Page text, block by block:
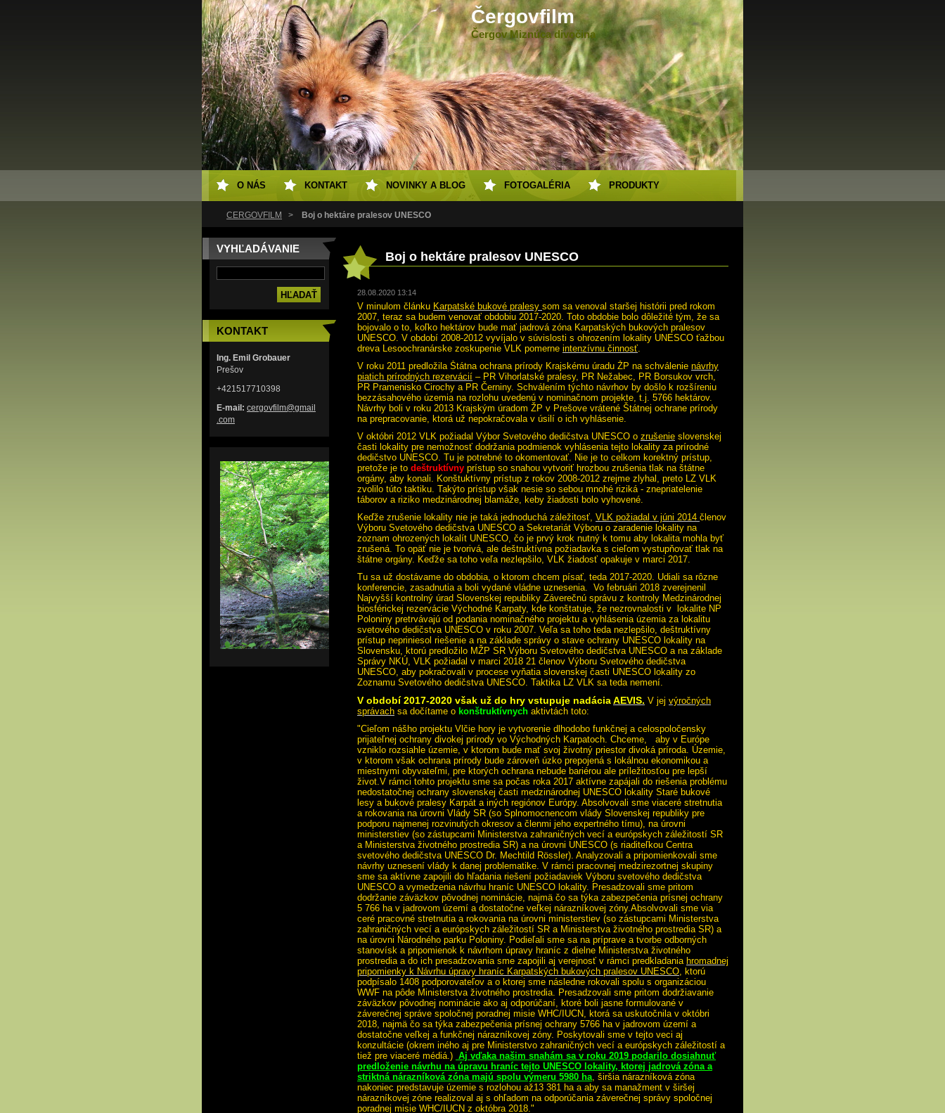
Čergovfilm
Čergov Miznúca divočina
ČERGOVFILM > Boj o hektáre pralesov UNESCO
VYHĽADÁVANIE
KONTAKT
Ing. Emil Grobauer
Prešov
+421517710398
E-mail: cergovfi lm@gmail
.com
Boj o hektáre pralesov UNESCO
28.08.2020 13:14
V minulom článku Karpatské bukové pralesy som sa venoval staršej histórii pred rokom
2007, teraz sa budem venovať obdobiu 2017-2020. Toto obdobie bolo dôležité tým, že sa
bojovalo o to, koľko hektárov bude mať jadrová zóna Karpatských bukových pralesov
UNESCO. V období 2008-2012 vyvíjalo v súvislosti s ohrozením lokality UNESCO ťažbou
dreva Lesoochranárske zoskupenie VLK pomerne intenzívnu činnosť.
V roku 2011 predložila Štátna ochrana prírody Krajskému úradu ŽP na schválenie návrhy
piatich prírodných rezervácií – PR Vihorlatské pralesy, PR Nežabec, PR Borsukov vrch,
PR Pramenisko Cirochy a PR Černiny. Schválením týchto návrhov by došlo k rozšíreniu
bezzásahového územia na rozlohu uvedenú v nominačnom projekte, t.j. 5766 hektárov.
Návrhy boli v roku 2013 Krajským úradom ŽP v Prešove vrátené Štátnej ochrane prírody
na prepracovanie, ktorá už nepokračovala v úsilí o ich vyhlásenie.
V októbri 2012 VLK požiadal Výbor Svetového dedičstva UNESCO o zrušenie slovenskej
časti lokality pre nemožnosť dodržania podmienok vyhlásenia tejto lokality za prírodné
dedičstvo UNESCO. Tu je potrebné to okomentovať. Nie je to celkom korektný prístup,
pretože je to deštruktívny prístup so snahou vytvoriť hrozbou zrušenia tlak na štátne
orgány, aby konali. Konštuktívny prístup z rokov 2008-2012 zrejme zlyhal, preto LZ VLK
zvolilo túto taktiku. Takýto prístup však nesie so sebou mnohé riziká - znepriatelenie
táborov a riziko medzinárodnej blamáže, keby žiadosti bolo vyhovené.
Keďže zrušenie lokality nie je taká jednoduchá záležitosť, VLK požiadal v júni 2014 členov
Výboru Svetového dedičstva UNESCO a Sekretariát Výboru o zaradenie lokality na
zoznam ohrozených lokalít UNESCO, čo je prvý krok nutný k tomu aby lokalita mohla byť
zrušená. To opäť nie je tvorivá, ale deštruktívna požiadavka s cieľom vystupňovať tlak na
štátne orgány. Keďže sa toho veľa nezlepšilo, VLK žiadosť opakuje v marci 2017.
Tu sa už dostávame do obdobia, o ktorom chcem písať, teda 2017-2020. Udiali sa rôzne
konferencie, zasadnutia a boli vydané vládne uznesenia. Vo februári 2018 zverejnenil
Najvyšší kontrolný úrad Slovenskej republiky Záverečnú správu z kontroly Medzinárodnej
biosférickej rezervácie Východné Karpaty, kde konštatuje, že nezrovnalosti v lokalite NP
Poloniny pretrvávajú od podania nominačného projektu a vyhlásenia územia za lokalitu
svetového dedičstva UNESCO v roku 2007. Veľa sa toho teda nezlepšilo, deštruktívny
prístup nepriniesol riešenie a na základe správy o stave ochrany UNESCO lokality na
Slovensku, ktorú predložilo MŽP SR Výboru Svetového dedičstva UNESCO a na základe
Správy NKÚ, VLK požiadal v marci 2018 21 členov Výboru Svetového dedičstva
UNESCO, aby pokračovali v procese vyňatia slovenskej časti UNESCO lokality zo
Zoznamu Svetového dedičstva UNESCO. Taktika LZ VLK sa teda nemení.
V období 2017-2020 však už do hry vstupuje nadáciaAEVIS. V jej výročných
správach sa dočítame o konštruktívnych aktivtách toto:
"Cieľom nášho projektu Vlčie hory je vytvorenie dlhodobo funkčnej a celospoločensky
prijateľnej ochrany divokej prírody vo Východných Karpatoch. Chceme, aby v Európe
vzniklo rozsiahle územie, v ktorom bude mať svoj životný priestor divoká príroda. Územie,
v ktorom však ochrana prírody bude zároveň úzko prepojená s lokálnou ekonomikou a
miestnymi obyvateľmi, pre ktorých ochrana nebude bariérou ale príležitosťou pre lepší
život.V rámci tohto projektu sme sa počas roka 2017 aktívne zapájali do riešenia problému
nedostatočnej ochrany slovenskej časti medzinárodnej UNESCO lokality Staré bukové
lesy a bukové pralesy Karpát a iných regiónov Európy. Absolvovali sme viaceré stretnutia
a rokovania na úrovni Vlády SR (so Splnomocnencom vlády Slovenskej republiky pre
podporu najmenej rozvinutých okresov a členmi jeho expertného tímu), na úrovni
ministerstiev (so zástupcami Ministerstva zahraničných vecí a európskych záležitostí SR
a Ministerstva životného prostredia SR) a na úrovni UNESCO (s riaditeľkou Centra
svetového dedičstva UNESCO Dr. Mechtild Rössler). Analyzovali a pripomienkovali sme
návrhy uznesení vlády k danej problematike. V rámci pracovnej medzirezortnej skupiny
sme sa aktívne zapojili do hľadania riešení požiadaviek Výboru svetového dedičstva
UNESCO a vymedzenia návrhu hraníc UNESCO lokality. Presadzovali sme pritom
dodržanie záväzkov pôvodnej nominácie, najmä čo sa týka zabezpečenia prísnej ochrany
5 766 ha v jadrovom území a dostatočne veľkej nárazníkovej zóny.Absolvovali sme via
ceré pracovné stretnutia a rokovania na úrovni ministerstiev (so zástupcami Ministerstva
zahraničných vecí a európskych záležitostí SR a Ministerstva životného prostredia SR) a
na úrovni Národného parku Poloniny. Podieľali sme sa na príprave a tvorbe odborných
stanovísk a pripomienok k návrhom úpravy hraníc z dielne Ministerstva životného
prostredia a do ich presadzovania sme zapojili aj verejnosť v rámci predkladania hromadnej
pripomienky k Návrhu úpravy hraníc Karpatských bukových pralesov UNESCO, ktorú
podpísalo 1408 podporovateľov a o ktorej sme následne rokovali spolu s organizáciou
WWF na pôde Ministerstva životného prostredia. Presadzovali sme pritom dodržiavanie
záväzkov pôvodnej nominácie ako aj odporúčaní, ktoré boli jasne formulované v
záverečnej správe spoločnej poradnej misie WHC/IUCN, ktorá sa uskutočnila v októbri
2018, najmä čo sa týka zabezpečenia prísnej ochrany 5766 ha v jadrovom území a
dostatočne veľkej a funkčnej nárazníkovej zóny. Poskytovali sme v tejto veci aj
konzultácie (okrem iného aj pre Ministerstvo zahraničných vecí a európskych záležitostí a
tiež pre viaceré médiá.) Aj vďaka našim snahám sa v roku 2019 podarilo dosiahnuť
predloženie návrhu na úpravu hraníc tejto UNESCO lokality, ktorej jadrová zóna a
striktná nárazníková zóna majú spolu výmeru 5980 ha, širšia nárazníková zóna
nakoniec predstavuje územie s rozlohou až13 381 ha a aby sa manažment v širšej
nárazníkovej zóne realizoval aj s ohľadom na odporúčania záverečnej správy spoločnej
poradnej misie WHC/IUCN z októbra 2018."
O NÁS KONTAKT NOVINKY A BLOG FOTOGALÉRIA PRODUKTY